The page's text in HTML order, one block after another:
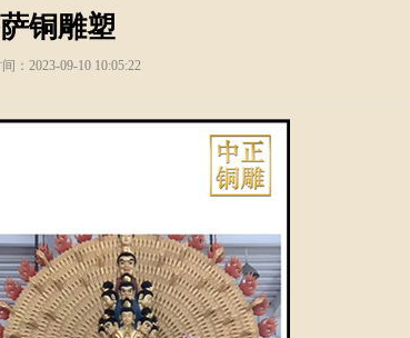
铜雕塑
：2023-09-10 10:05:22